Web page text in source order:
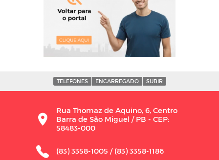
TELEFONES ENCARREGADO SUBIR
Rua Thomaz de Aquino, 6, Centro
Barra de São Miguel / PB - CEP:
58483-000
(83) 3358-1005 / (83) 3358-1186